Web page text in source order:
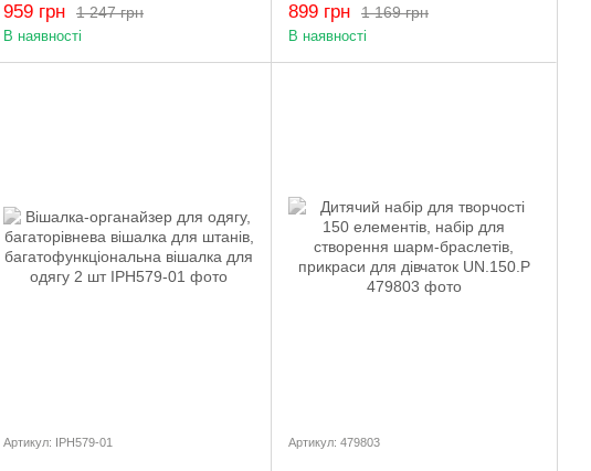
шарм-браслетів, набір для прикрас
для дівчаток HNY.22024-01
1 247 грн
959 грн
В наявності
помпонами, блискітками
1 169 грн
899 грн
В наявності
Артикул: IPH579-01 Артикул: 479803